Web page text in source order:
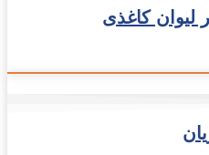
لیوان کاغذی